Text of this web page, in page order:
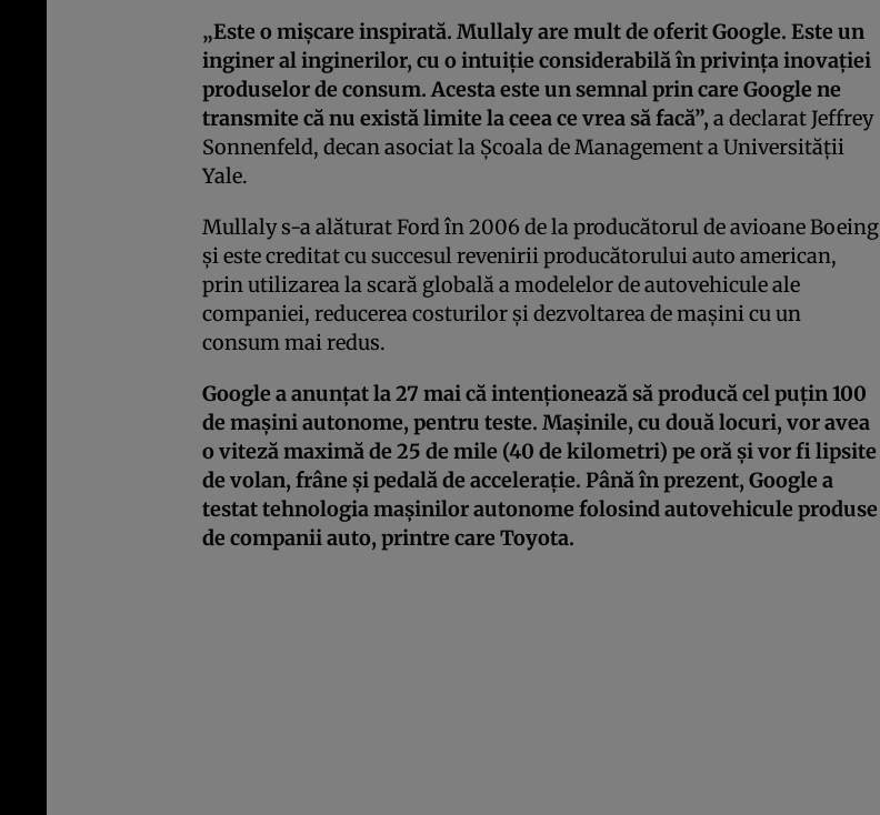
„Este o mişcare inspirată. Mullaly are mult de oferit Google. Este un
inginer al inginerilor, cu o intuiţie considerabilă în privinţa inovaţiei
produselor de consum. Acesta este un semnal prin care Google ne
transmite că nu există limite la ceea ce vrea să facă”, a declarat Jeffrey
Sonnenfeld, decan asociat la Şcoala de Management a Universităţii
Yale.
Mullaly s-a alăturat Ford în 2006 de la producătorul de avioane Boeing
şi este creditat cu succesul revenirii producătorului auto american,
prin utilizarea la scară globală a modelelor de autovehicule ale
companiei, reducerea costurilor şi dezvoltarea de maşini cu un
consum mai redus.
Google a anunţat la 27 mai că intenţionează să producă cel puţin 100
de maşini autonome, pentru teste. Maşinile, cu două locuri, vor avea
o viteză maximă de 25 de mile (40 de kilometri) pe oră şi vor fi lipsite
de volan, frâne şi pedală de acceleraţie. Până în prezent, Google a
testat tehnologia maşinilor autonome folosind autovehicule produse
de companii auto, printre care Toyota.